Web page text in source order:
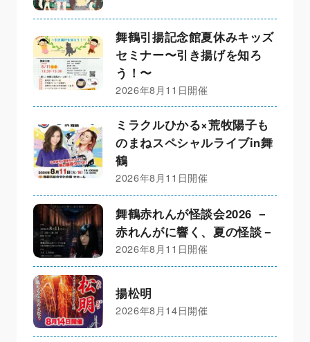
舞鶴引揚記念館夏休みキッズ
セミナー〜引き揚げを知ろ
う！〜
2026年8月11日開催
ミラクルひかる×荒牧陽子も
のまねスペシャルライブin舞
鶴
2026年8月11日開催
舞鶴赤れんが怪談会2026 －
赤れんがに響く、夏の怪談－
2026年8月11日開催
揚松明
2026年8月14日開催